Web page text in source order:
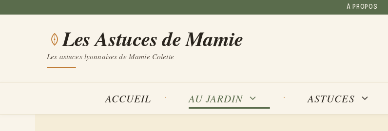
À PROPOS
Les Astuces de Mamie
Les astuces lyonnaises de Mamie Colette
ACCUEIL AU JARDIN ASTUCES